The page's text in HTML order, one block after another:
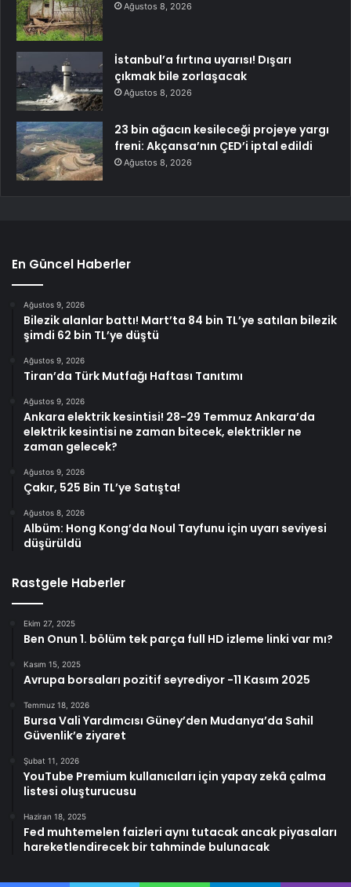
Ağustos 8, 2026
İstanbul’a fırtına uyarısı! Dışarı
çıkmak bile zorlaşacak
Ağustos 8, 2026
23 bin ağacın kesileceği projeye yargı
freni: Akçansa’nın ÇED’i iptal edildi
Ağustos 8, 2026
En Güncel Haberler
Ağustos 9, 2026
Bilezik alanlar battı! Mart’ta 84 bin TL’ye satılan bilezik
şimdi 62 bin TL’ye düştü
Ağustos 9, 2026
Tiran’da Türk Mutfağı Haftası Tanıtımı
Ağustos 9, 2026
Ankara elektrik kesintisi! 28-29 Temmuz Ankara’da
elektrik kesintisi ne zaman bitecek, elektrikler ne
zaman gelecek?
Ağustos 9, 2026
Çakır, 525 Bin TL’ye Satışta!
Ağustos 8, 2026
Albüm: Hong Kong’da Noul Tayfunu için uyarı seviyesi
düşürüldü
Rastgele Haberler
Ekim 27, 2025
Ben Onun 1. bölüm tek parça full HD izleme linki var mı?
Kasım 15, 2025
Avrupa borsaları pozitif seyrediyor -11 Kasım 2025
Temmuz 18, 2026
Bursa Vali Yardımcısı Güney’den Mudanya’da Sahil
Güvenlik’e ziyaret
Şubat 11, 2026
YouTube Premium kullanıcıları için yapay zekâ çalma
listesi oluşturucusu
Haziran 18, 2025
Fed muhtemelen faizleri aynı tutacak ancak piyasaları
hareketlendirecek bir tahminde bulunacak